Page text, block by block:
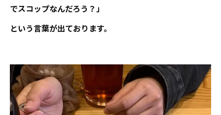
でスコップなんだろう？」
という言葉が出ております。